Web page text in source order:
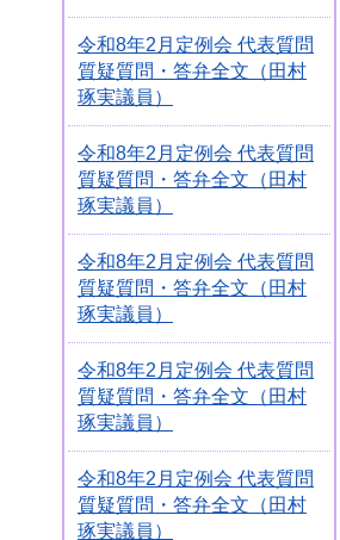
令和8年2月定例会 代表質問
質疑質問・答弁全文（田村
琢実議員）
令和8年2月定例会 代表質問
質疑質問・答弁全文（田村
琢実議員）
令和8年2月定例会 代表質問
質疑質問・答弁全文（田村
琢実議員）
令和8年2月定例会 代表質問
質疑質問・答弁全文（田村
琢実議員）
令和8年2月定例会 代表質問
質疑質問・答弁全文（田村
琢実議員）